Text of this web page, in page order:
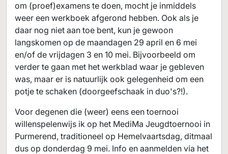
om (proef)examens te doen, mocht je inmiddels
weer een werkboek afgerond hebben. Ook als je
daar nog niet aan toe bent, kun je gewoon
langskomen op de maandagen 29 april en 6 mei
en/of de vrijdagen 3 en 10 mei. Bijvoorbeeld om
verder te gaan met het werkblad waar je gebleven
was, maar er is natuurlijk ook gelegenheid om een
potje te schaken (doorgeefschaak in duo's?!).
Voor degenen die (weer) eens een toernooi
willenspelenwijs ik op het MediMa Jeugdtoernooi in
Purmerend, traditioneel op Hemelvaartsdag, ditmaal
dus op donderdag 9 mei. Info en aanmelden via het